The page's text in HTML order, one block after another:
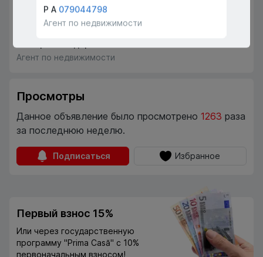
Дечебал
1 77 m2
Агент по недвижимости
Просмотры
Данное объявление было просмотрено 1263 раза
за последнюю неделю.
Подписаться Избранное
Первый взнос 15%
Или через государственную
программу "Prima Casă" с 10%
первоначальным взносом!
Р А 079044798
Агент по недвижимости